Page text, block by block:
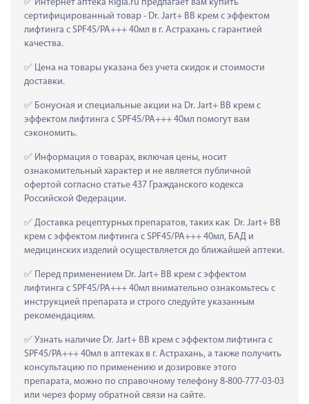
Интернет аптека Rigla.ru предлагает вам купить
сертифицированный товар - Dr. Jart+ BB крем с эффектом
лифтинга с SPF45/PA+++ 40мл в г. Астрахань с гарантией
качества.
Цена на товары указана без учета скидок и стоимости
доставки.
Бонусная и специальные акции на Dr. Jart+ BB крем с
эффектом лифтинга с SPF45/PA+++ 40мл помогут вам
сэкономить.
Информация о товарах, включая цены, носит
ознакомительный характер и не является публичной
офертой согласно статье 437 Гражданского кодекса
Российской Федерации.
Доставка рецептурных препаратов, таких как  Dr. Jart+ BB
крем с эффектом лифтинга с SPF45/PA+++ 40мл, БАД и
медицинских изделий осуществляется до ближайшей аптеки.
Перед применением Dr. Jart+ BB крем с эффектом
лифтинга с SPF45/PA+++ 40мл внимательно ознакомьтесь с
инструкцией препарата и строго следуйте указанным
рекомендациям.
Узнать наличие Dr. Jart+ BB крем с эффектом лифтинга с
SPF45/PA+++ 40мл в аптеках в г. Астрахань, а также получить
консультацию по применению и дозировке этого
препарата, можно по справочному телефону 8-800-777-03-03
или через форму обратной связи на сайте.